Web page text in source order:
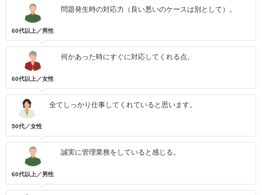
60代以上／男性
問題発生時の対応力（良い悪いのケースは別として）。
60代以上／女性
何かあった時にすぐに対応してくれる点。
50代／女性
全てしっかり仕事してくれていると思います。
60代以上／男性
誠実に管理業務をしていると感じる。